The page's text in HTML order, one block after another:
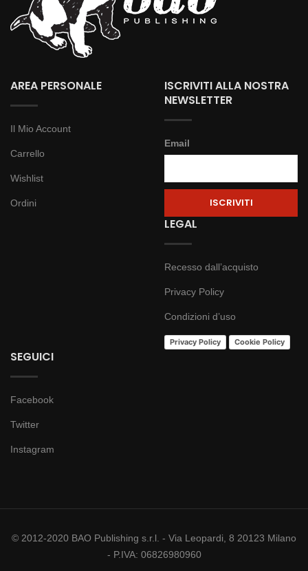
AREA PERSONALE
Il Mio Account
Carrello
Wishlist
Ordini
ISCRIVITI ALLA NOSTRA
NEWSLETTER
Email
LEGAL
Recesso dall’acquisto
Privacy Policy
Condizioni d’uso
Privacy Policy Cookie Policy
SEGUICI
Facebook
Twitter
Instagram
© 2012-2020 BAO Publishing s.r.l. - Via Leopardi, 8 20123 Milano
- P.IVA: 06826980960